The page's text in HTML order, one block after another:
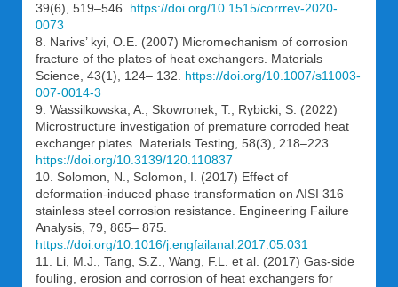
39(6), 519–546. https://doi.org/10.1515/corrrev-2020-
0073
8. Narivs’ kyi, O.E. (2007) Micromechanism of corrosion
fracture of the plates of heat exchangers. Materials
Science, 43(1), 124– 132. https://doi.org/10.1007/s11003-
007-0014-3
9. Wassilkowska, A., Skowronek, T., Rybicki, S. (2022)
Microstructure investigation of premature corroded heat
exchanger plates. Materials Testing, 58(3), 218–223.
https://doi.org/10.3139/120.110837
10. Solomon, N., Solomon, I. (2017) Effect of
deformation-induced phase transformation on AISI 316
stainless steel corrosion resistance. Engineering Failure
Analysis, 79, 865– 875.
https://doi.org/10.1016/j.engfailanal.2017.05.031
11. Li, M.J., Tang, S.Z., Wang, F.L. et al. (2017) Gas-side
fouling, erosion and corrosion of heat exchangers for